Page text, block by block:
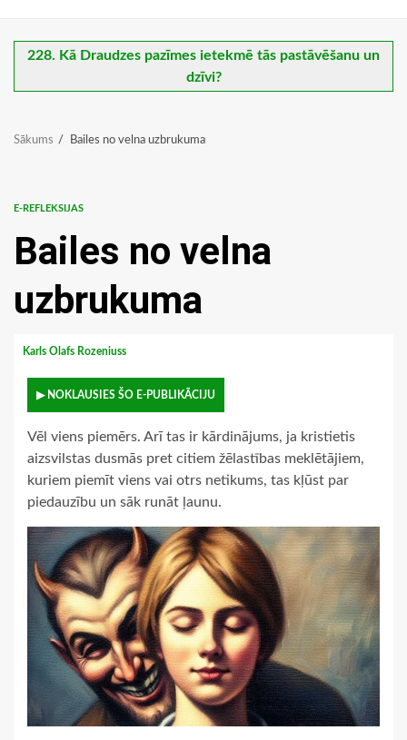
228. Kā Draudzes pazīmes ietekmē tās pastāvēšanu un
dzīvi?
Sākums Bailes no velna uzbrukuma
E-REFLEKSIJAS
Bailes no velna
uzbrukuma
Karls Olafs Rozeniuss
▶ NOKLAUSIES ŠO E-PUBLIKĀCIJU
Vēl viens piemērs. Arī tas ir kārdinājums, ja kristietis
aizsvilstas dusmās pret citiem žēlastības meklētājiem,
kuriem piemīt viens vai otrs netikums, tas kļūst par
piedauzību un sāk runāt ļaunu.